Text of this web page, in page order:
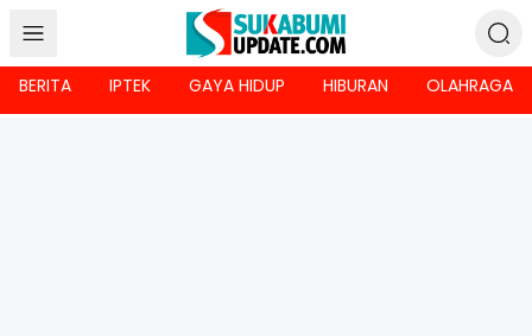
BERITA IPTEK GAYA HIDUP HIBURAN OLAHRAGA